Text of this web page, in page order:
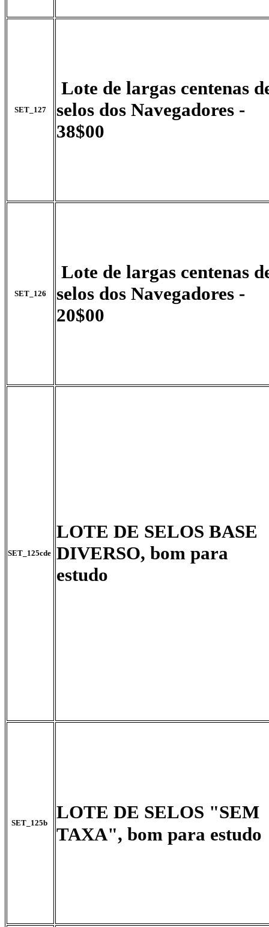
SET_127
Lote de largas centenas
selos dos Navegadores -
38$00
SET_126
Lote de largas centenas
selos dos Navegadores -
20$00
SET_125cde
LOTE DE SELOS BASE
DIVERSO, bom para
estudo
SET_125b
LOTE DE SELOS "SEM
TAXA", bom para estudo